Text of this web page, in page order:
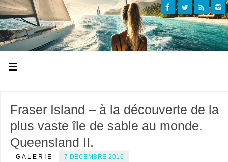
Fraser Island – à la découverte de la
plus vaste île de sable au monde.
Queensland II.
GALERIE 7 DÉCEMBRE 2016